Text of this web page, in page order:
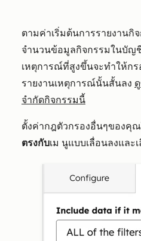
ตามค่าเริ่มต้นการรายงานกิ
จำนวนข้อมูลกิจกรรมในบั
เหตุการณ์ที่สูงขึ้นจะทำให้ก
รายงานเหตุการณ์นั้นสั้นลง
จำกัดกิจกรรมนี้
ตั้งค่ากฎตัวกรองอื่นๆของคุ
ตรงกับเม นูแบบเลื่อนลงและ